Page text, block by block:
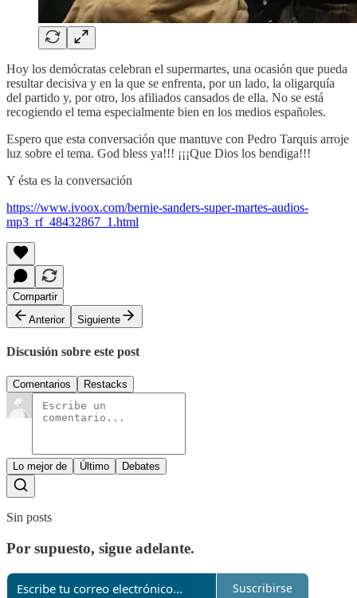
Hoy los demócratas celebran el supermartes, una ocasión que pueda
resultar decisiva y en la que se enfrenta, por un lado, la oligarquía
del partido y, por otro, los afiliados cansados de ella. No se está
recogiendo el tema especialmente bien en los medios españoles.
Espero que esta conversación que mantuve con Pedro Tarquis arroje
luz sobre el tema. God bless ya!!! ¡¡¡Que Dios los bendiga!!!
Y ésta es la conversación
https://www.ivoox.com/bernie-sanders-super-martes-audios-
mp3_rf_48432867_1.html
Compartir
Anterior
Siguiente
Discusión sobre este post
Comentarios Restacks
Lo mejor de Último Debates
Sin posts
Por supuesto, sigue adelante.
Suscribirse